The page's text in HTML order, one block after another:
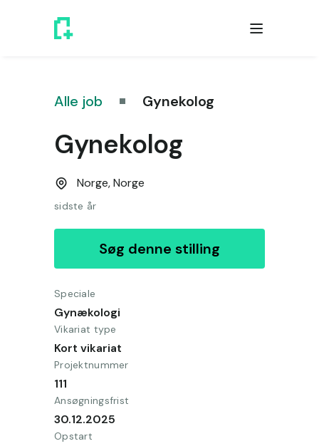
Alle job Gynekolog
Gynekolog
Norge,Norge
sidste år
Søg denne stilling
Speciale
Gynækologi
Vikariat type
Kort vikariat
Projektnummer
111
Ansøgningsfrist
30.12.2025
Opstart